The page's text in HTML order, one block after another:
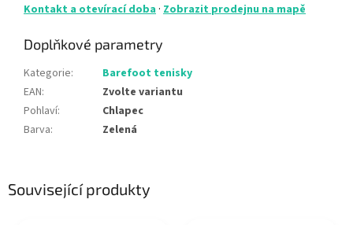
Související produkty
Kontakt a otevírací doba · Zobrazit prodejnu na mapě
Doplňkové parametry
Kategorie:
Barefoot tenisky
EAN:
Zvolte variantu
Pohlaví:
Chlapec
Barva: Zelená